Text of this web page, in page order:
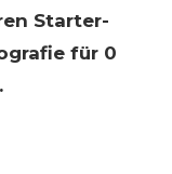
Starter-
für 0